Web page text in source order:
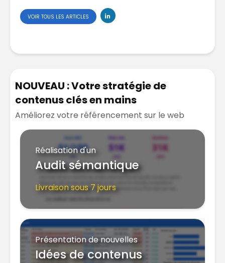
VOIR TOUS LES ARTICLES
NOUVEAU : Votre stratégie de
contenus clés en mains
Améliorez votre référencement sur le web
Réalisation d'un
Audit sémantique
Livraison sous 7 jours
Présentation de nouvelles
Idées de contenus